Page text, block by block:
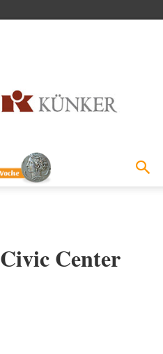
Center